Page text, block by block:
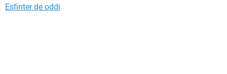
Esfinter de oddi